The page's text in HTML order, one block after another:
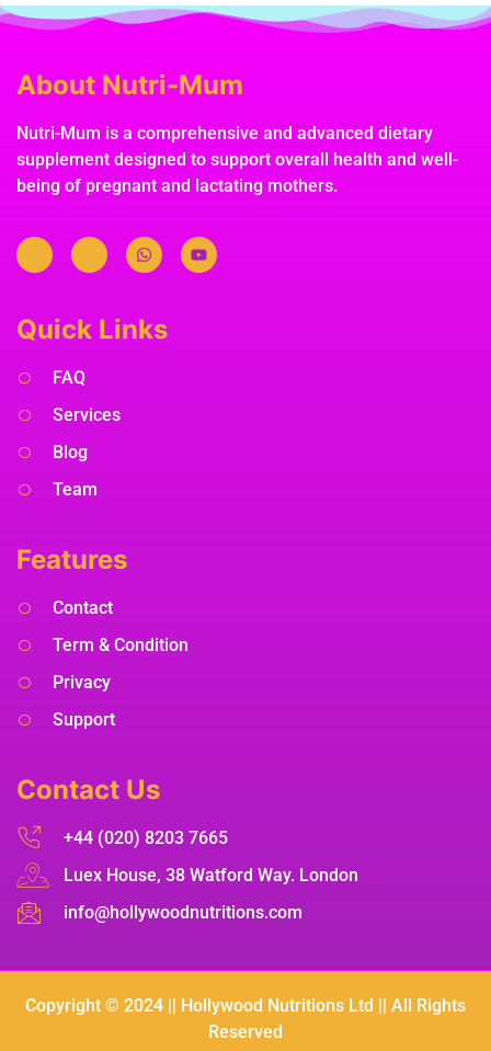
About Nutri-Mum
Nutri-Mum is a comprehensive and advanced dietary
supplement designed to support overall health and well-
being of pregnant and lactating mothers.
Quick Links
FAQ
Services
Blog
Team
Features
Contact
Term & Condition
Privacy
Support
Contact Us
+44 (020) 8203 7665
Luex House, 38 Watford Way. London
info@hollywoodnutritions.com
Copyright © 2024 || Hollywood Nutritions Ltd || All Rights
Reserved